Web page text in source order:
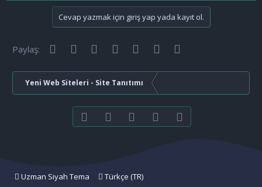
Cevap yazmak için giriş yap yada kayıt ol.
Paylaş: FacebookTwitterReddit Pinterest
Tumblr WhatsApp
Yeni Web Siteleri - Site Tanıtımı
FacebookTwitter youtubeBize ulaşın
Uzman Siyah Tema Türkçe (TR)